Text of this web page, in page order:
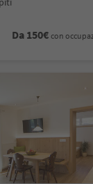
Da 150€ con